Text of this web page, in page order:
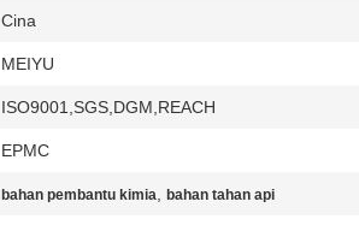
Cina
MEIYU
ISO9001,SGS,DGM,REACH
EPMC
bahan pembantu kimia,bahan tahan api